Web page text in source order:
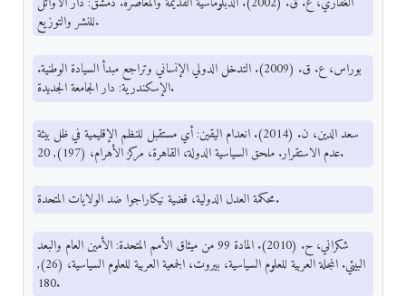
للنشر والتوزيع.
بوراس، ع. ق. (2009). التدخل الدولي الإنساني وتراجع مبدأ السيادة الوطنية.
الإسكندرية: دار الجامعة الجديدة.
سعد الدين، ن. (2014). انعدام اليقين: أي مستقبل للنظم الإقليمية في ظل بيئة
عدم الاستقرار. ملحق السياسية الدولة، القاهرة، مركز الأهرام، (197), 20.
محكمة العدل الدولية، قضية نيكاراجوا ضد الولايات المتحدة.
شكراني، ح. (2010). المادة 99 من ميثاق الأمم المتحدة: الأمين العام والبعد
البيئي. المجلة العربية للعلوم السياسية، بيروت، الجمعية العربية للعلوم السياسية، (26),
180.